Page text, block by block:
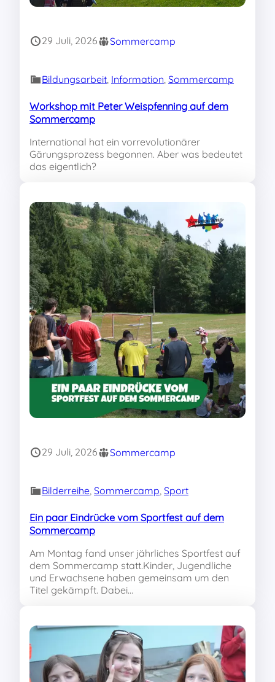
29 Juli, 2026 Sommercamp
Bildungsarbeit Information Sommercamp
Workshop mit Peter Weispfenning auf dem
Sommercamp
International hat ein vorrevolutionärer
Gärungsprozess begonnen. Aber was bedeutet
das eigentlich?
29 Juli, 2026 Sommercamp
Bilderreihe Sommercamp Sport
Ein paar Eindrücke vom Sportfest auf dem
Sommercamp
Am Montag fand unser jährliches Sportfest auf
dem Sommercamp statt.Kinder, Jugendliche
und Erwachsene haben gemeinsam um den
Titel gekämpft. Dabei…